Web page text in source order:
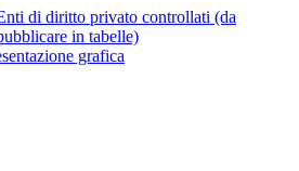
di diritto privato controllati (da
in tabelle)
grafica